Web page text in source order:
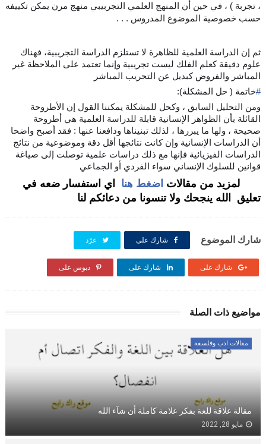
، تجربة ) ، في حين أن المنهج العلمي التجربيبي منهج مرن يمكن تكييفه
حسب خصوصية الموضوع المدروس . . .
ثم إن الدراسة العلمية للظاهرة لا تستلزم الدراسة التجريبية، فهناك
علوم دقيقة كعلم الفلك ليست تجريبية وإنما تعتمد على الملاحظة غير
المباشر والفروض كبديل عن التجريب المباشر
#خاتمة ( حل المشكلة):
ومن التحليل السابق ، وكحل للمشكلة يمكننا القول إن الأطروحة
القائلة بأن الظواهر الإنسانية قابلة للدراسة العلمية هي أطروحة
صحيحة ، ولها ما يبررها ، لذلك تبنيناها ودافعنا عنها : فقد أصبح واضحا
أن الدراسات الإنسانية وإن كانت نتائجها أقل دقة وموضوعية من نتائج
الدراسات الفيزيائية فإنها مع ذلك دراسات علمية توصلت إلى صياغة
قوانين للسلوك الإنساني سواء الفردي أو الجماعي
لمزيد من مقالات اضغط هنا
اي استفسار ضعه في
تعليق الله ينجحك ولا تنسونا من دعائكم لنا
شارك الموضوع شارك على غرّد
شارك على شارك على دبوس على
مواضيع ذات الصلة
مقالات ادب وفلسفة
مقالة علاقة للغة بفكر علامة كاملة أن شآء الله
مايو 28, 2022